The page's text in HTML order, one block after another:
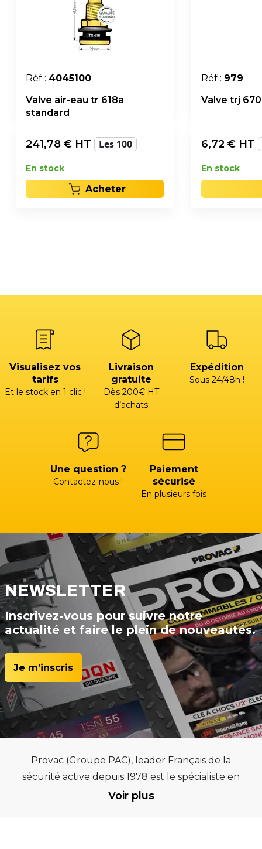
Réf : 4045100
Valve air-eau tr 618a
standard
241,78 € HT Les 100
En stock
Acheter
Réf : 979
Valve trj 670
6,72 € HT
En stock
Visualisez vos
tarifs
Et le stock en 1 clic !
Livraison
gratuite
Dès 200€ HT
d’achats
Expédition
Sous 24/48h !
Une question ?
Contactez-nous !
Paiement
sécurisé
En plusieurs fois
NEWSLETTER
Inscrivez-vous pour suivre notre
actualité et faire le plein de nouveautés.
Je m’inscris
Provac (Groupe PAC), leader Français de la
sécurité active depuis 1978 est le spécialiste en
équipements pour garages et centres
Voir plus